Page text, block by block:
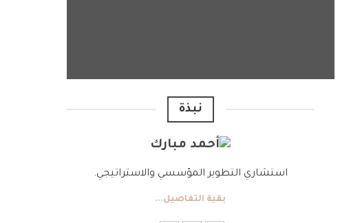
نبذة
استشاري التطوير المؤسسي والاستراتيجي.
بقية التفاصيل...